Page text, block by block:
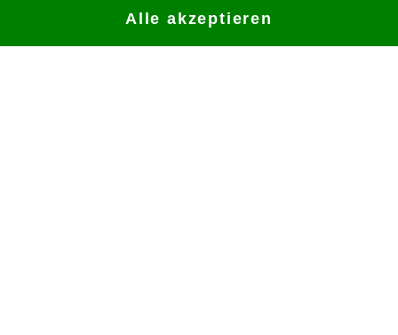
Alle akzeptieren